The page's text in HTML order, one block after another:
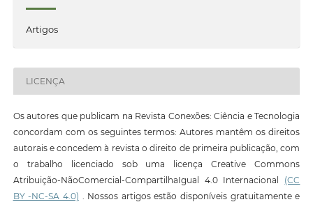
Artigos
LICENÇA
Os autores que publicam na Revista Conexões: Ciência e Tecnologia
concordam com os seguintes termos: Autores mantêm os direitos
autorais e concedem à revista o direito de primeira publicação, com
o trabalho licenciado sob uma licença Creative Commons
Atribuição-NãoComercial-CompartilhaIgual 4.0 Internacional (CC
BY -NC-SA 4.0) . Nossos artigos estão disponíveis gratuitamente e